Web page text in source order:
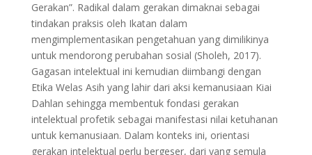
Gerakan”. Radikal dalam gerakan dimaknai sebagai
tindakan praksis oleh Ikatan dalam
mengimplementasikan pengetahuan yang dimilikinya
untuk mendorong perubahan sosial (Sholeh, 2017).
Gagasan intelektual ini kemudian diimbangi dengan
Etika Welas Asih yang lahir dari aksi kemanusiaan Kiai
Dahlan sehingga membentuk fondasi gerakan
intelektual profetik sebagai manifestasi nilai ketuhanan
untuk kemanusiaan. Dalam konteks ini, orientasi
gerakan intelektual perlu bergeser, dari yang semula